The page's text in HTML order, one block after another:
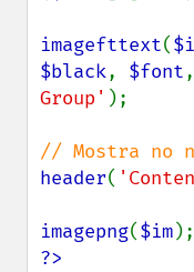
imagefttext(
$black, $font,
Group' );
header(
imagepng($im
?>